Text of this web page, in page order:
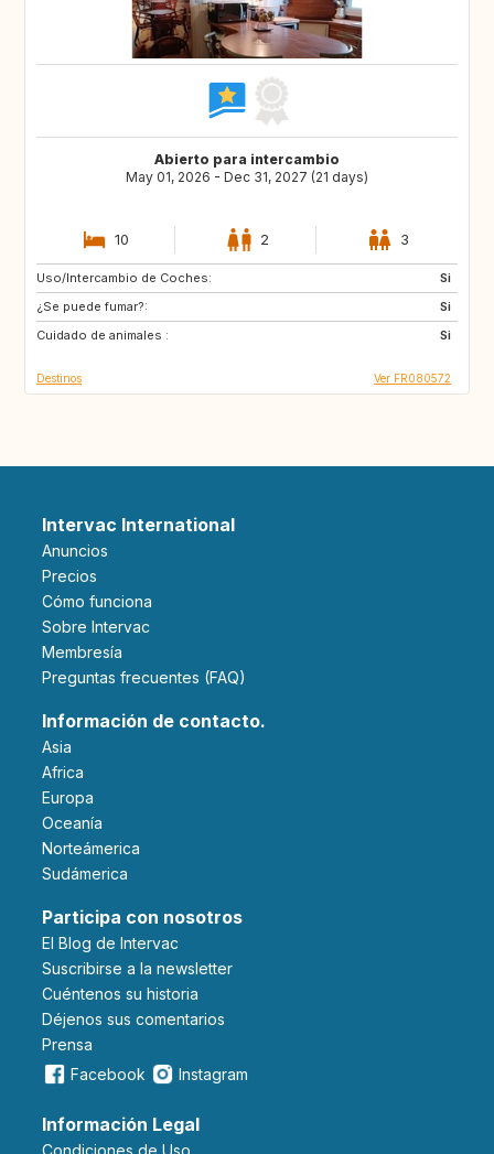
Abierto para intercambio
May 01, 2026 - Dec 31, 2027 (21 days)
10 2 3
Uso/Intercambio de Coches:
Si
¿Se puede fumar?:
Si
Cuidado de animales :
Si
ES
DK
SK
Destinos Ver FR080572
Intervac International
Anuncios
Precios
Cómo funciona
Sobre Intervac
Membresía
Preguntas frecuentes (FAQ)
Información de contacto.
Asia
Africa
Europa
Oceanía
Norteámerica
Sudámerica
Participa con nosotros
El Blog de Intervac
Suscribirse a la newsletter
Cuéntenos su historia
Déjenos sus comentarios
Prensa
Facebook
Instagram
Información Legal
Condiciones de Uso